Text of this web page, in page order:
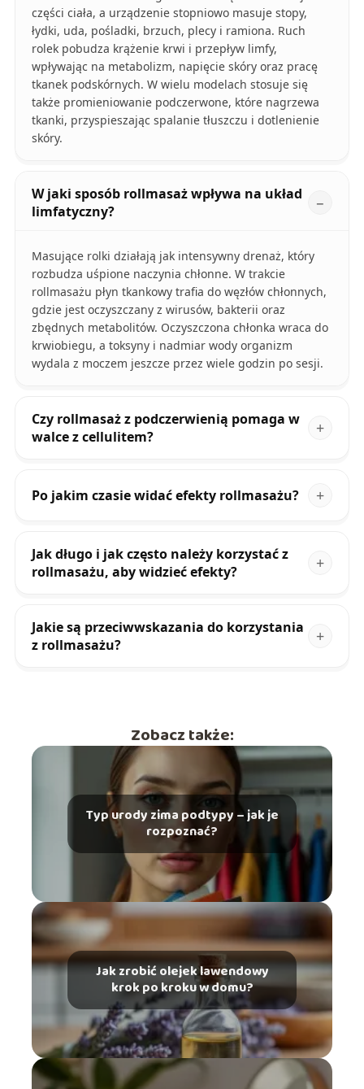
części ciała, a urządzenie stopniowo masuje stopy,
łydki, uda, pośladki, brzuch, plecy i ramiona. Ruch
rolek pobudza krążenie krwi i przepływ limfy,
wpływając na metabolizm, napięcie skóry oraz pracę
tkanek podskórnych. W wielu modelach stosuje się
także promieniowanie podczerwone, które nagrzewa
tkanki, przyspieszając spalanie tłuszczu i dotlenienie
skóry.
W jaki sposób rollmasaż wpływa na układ
limfatyczny?
Masujące rolki działają jak intensywny drenaż, który
rozbudza uśpione naczynia chłonne. W trakcie
rollmasażu płyn tkankowy trafia do węzłów chłonnych,
gdzie jest oczyszczany z wirusów, bakterii oraz
zbędnych metabolitów. Oczyszczona chłonka wraca do
krwiobiegu, a toksyny i nadmiar wody organizm
wydala z moczem jeszcze przez wiele godzin po sesji.
Czy rollmasaż z podczerwienią pomaga w
walce z cellulitem?
Po jakim czasie widać efekty rollmasażu?
Jak długo i jak często należy korzystać z
rollmasażu, aby widzieć efekty?
Jakie są przeciwwskazania do korzystania
z rollmasażu?
Zobacz także:
Typ urody zima podtypy – jak je
rozpoznać?
Jak zrobić olejek lawendowy
krok po kroku w domu?